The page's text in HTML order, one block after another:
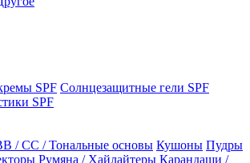
SPF Солнцезащитные гели SPF
SPF
/ CC / Тональные основы Кушоны Пудры
Румяна / Хайлайтеры Карандаши /